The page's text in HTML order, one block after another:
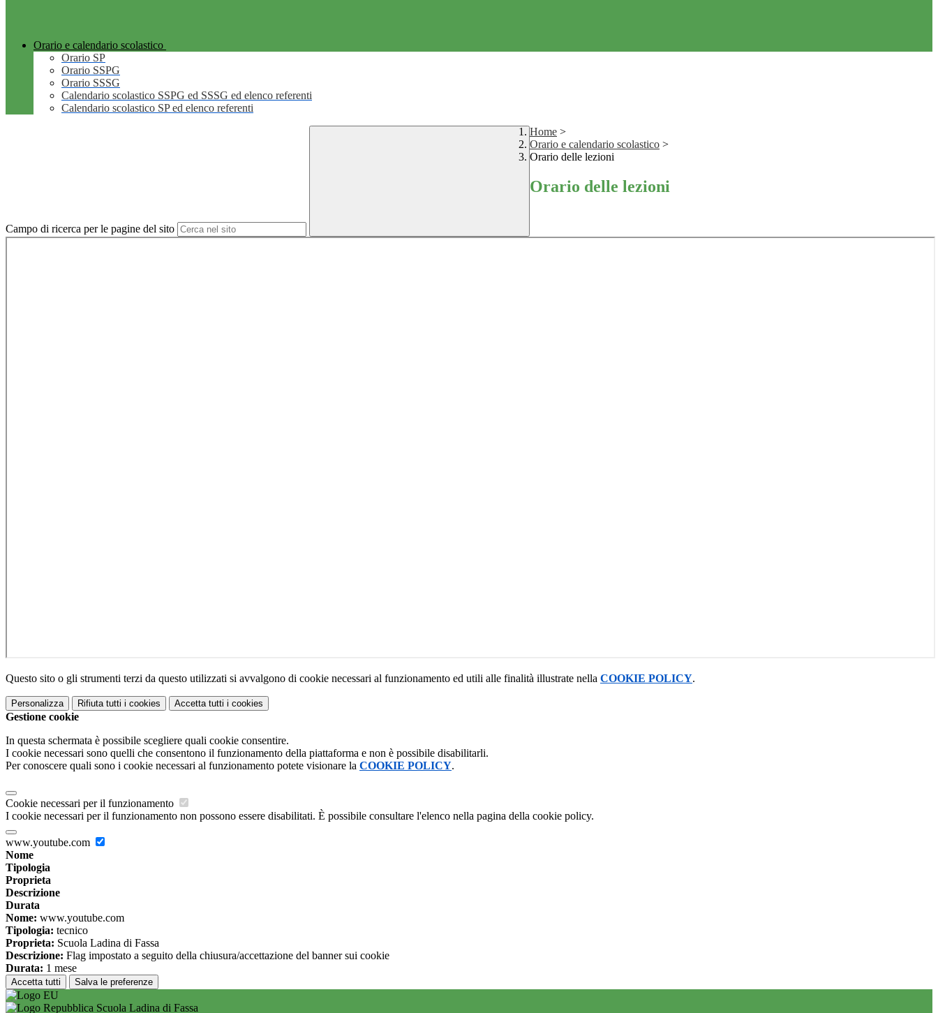
Orario e calendario scolastico
Orario SP
Orario SSPG
Orario SSSG
Calendario scolastico SSPG ed SSSG ed elenco referenti
Calendario scolastico SP ed elenco referenti
Campo di ricerca per le pagine del sito
Home >
Orario e calendario scolastico >
Orario delle lezioni
Orario delle lezioni
Questo sito o gli strumenti terzi da questo utilizzati si avvalgono di cookie necessari al funzionamento ed utili alle finalità illustrate nella COOKIE POLICY.
Personalizza Rifiuta tutti i cookies Accetta tutti i cookies
Gestione cookie
In questa schermata è possibile scegliere quali cookie consentire.
I cookie necessari sono quelli che consentono il funzionamento della piattaforma e non è possibile disabilitarli.
Per conoscere quali sono i cookie necessari al funzionamento potete visionare la COOKIE POLICY.
Cookie necessari per il funzionamento
I cookie necessari per il funzionamento non possono essere disabilitati. È possibile consultare l'elenco nella pagina della cookie policy.
www.youtube.com
Nome
Tipologia
Proprieta
Descrizione
Durata
Nome: www.youtube.com
Tipologia: tecnico
Proprieta: Scuola Ladina di Fassa
Descrizione: Flag impostato a seguito della chiusura/accettazione del banner sui cookie
Durata: 1 mese
Accetta tutti Salva le preferenze
Scuola Ladina di Fassa